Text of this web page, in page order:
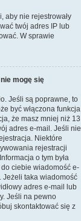
aby nie rejestrowały
twój adres IP lub
W sprawie
mogę się
Jeśli są poprawne, to
być włączona funkcja
że masz mniej niż 13
adres e-mail. Jeśli nie
Niektóre
rejestracji
o tym była
do ciebie wiadomość e-
Jeżeli taka wiadomość
adres e-mail lub
Jeśli na pewno
skontaktować się z